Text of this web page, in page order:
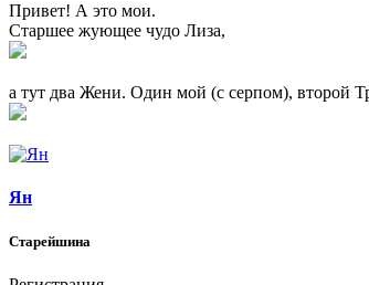
Привет! А это мои.
Старшее жующее чудо Лиза,
а тут два Жени. Один мой (с серпом), второй
Ян
Старейшина